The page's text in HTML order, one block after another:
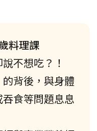
料理課
不想吃？！
的背後，與身體
食等問題息息